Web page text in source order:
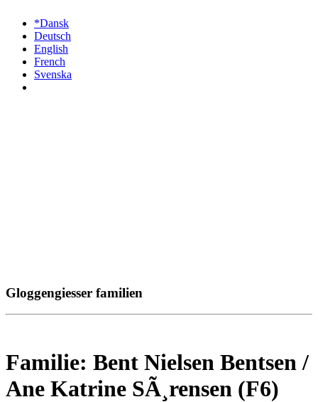
*Dansk
Deutsch
English
French
Svenska
Gloggengiesser familien
Familie: Bent Nielsen Bentsen /
Ane Katrine SÃ¸rensen (F6)